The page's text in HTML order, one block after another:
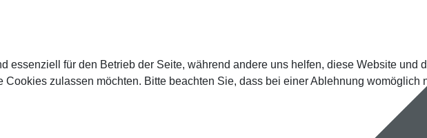
essenziell für den Betrieb der Seite, während andere uns helfen, diese Website und
zulassen möchten. Bitte beachten Sie, dass bei einer Ablehnung womöglich